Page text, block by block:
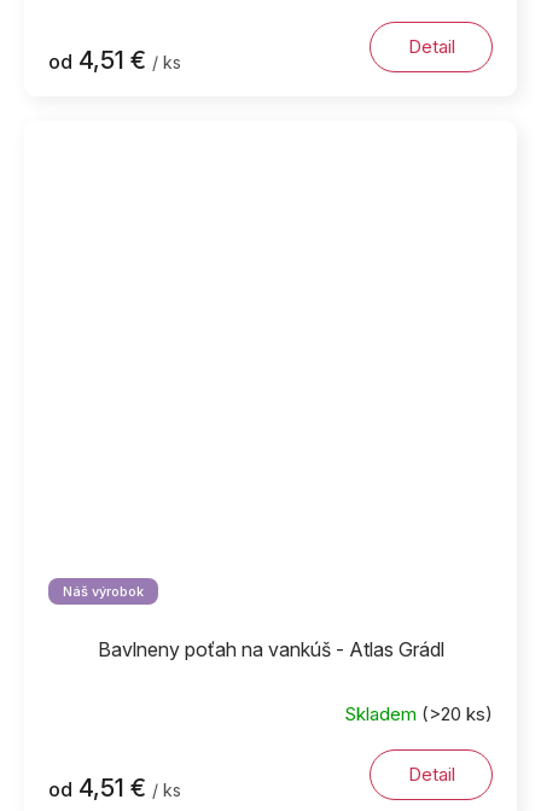
od 4,51 € / ks
Detail
Náš výrobok
Bavlneny poťah na vankúš - Atlas Grádl
Skladem (>20 ks)
od 4,51 € / ks
Detail